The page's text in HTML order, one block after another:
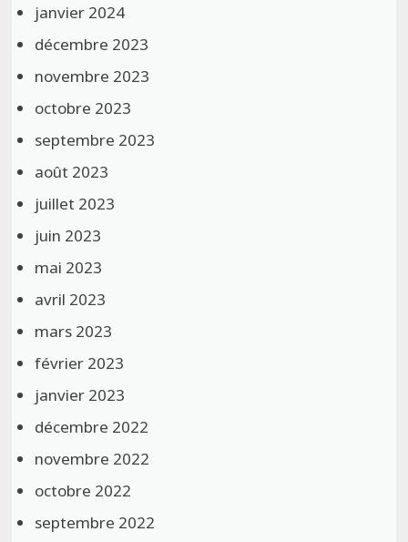
janvier 2024
décembre 2023
novembre 2023
octobre 2023
septembre 2023
août 2023
juillet 2023
juin 2023
mai 2023
avril 2023
mars 2023
février 2023
janvier 2023
décembre 2022
novembre 2022
octobre 2022
septembre 2022